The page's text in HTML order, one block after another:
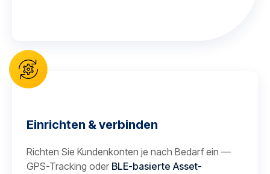
Einrichten & verbinden
Richten Sie Kundenkonten je nach Bedarf ein —
GPS-Tracking oder BLE-basierte Asset-